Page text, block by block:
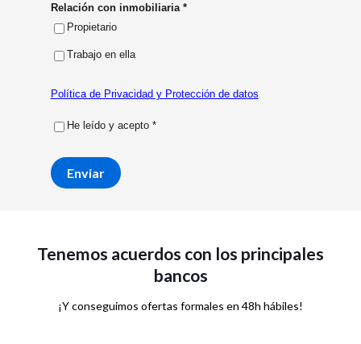
Relación con inmobiliaria *
Propietario
Trabajo en ella
Política de Privacidad y Protección de datos
He leído y acepto *
Enviar
Tenemos acuerdos con los principales
bancos
¡Y conseguimos ofertas formales en 48h hábiles!